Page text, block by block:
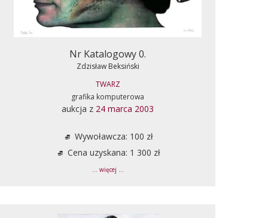
Nr Katalogowy 0.
Zdzisław Beksiński
TWARZ
grafika komputerowa
aukcja z 24 marca 2003
Wywoławcza: 100 zł
Cena uzyskana: 1 300 zł
... więcej ...